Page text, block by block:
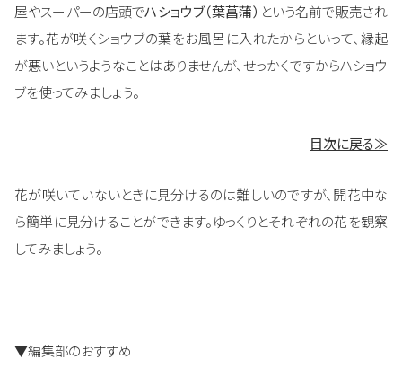
屋やスーパーの店頭でハショウブ（葉菖蒲） という名前で販売され
ます。花が咲くショウブの葉をお風呂に入れたからといって、縁起
が悪いというようなことはありませんが、せっかくですからハショウ
ブを使ってみましょう。
目次に戻る≫
花が咲いていないときに見分けるのは難しいのですが、開花中な
ら簡単に見分けることができます。ゆっくりとそれぞれの花を観察
してみましょう。
▼編集部のおすすめ